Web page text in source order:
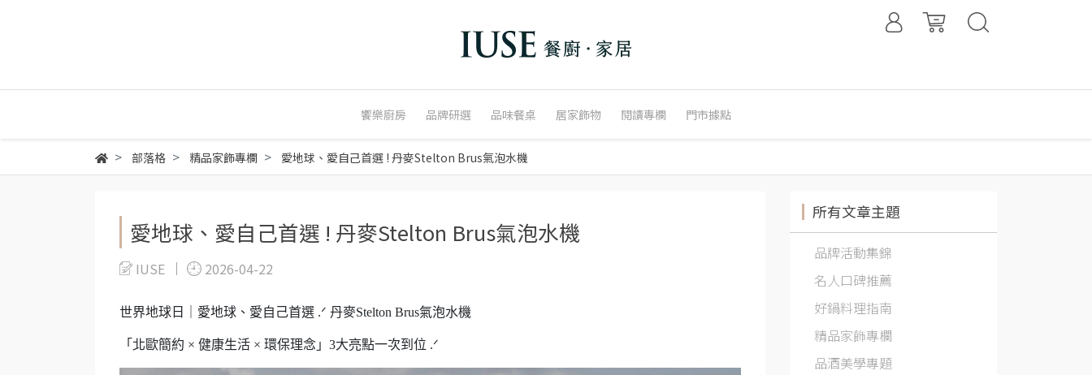
饗樂廚房 品牌研選 品味餐桌 居家飾物 閱讀專欄 門市據點
部落格 精品家飾專欄 愛地球、愛自己首選 ! 丹麥Stelton Brus氣泡水機
愛地球、愛自己首選 ! 丹麥Stelton Brus氣泡水機
IUSE 2026-04-22
世界地球日｜愛地球、愛自己首選 .ᐟ 丹麥Stelton Brus氣泡水機
「北歐簡約 × 健康生活 × 環保理念」3大亮點一次到位 .ᐟ
所有文章主題
品牌活動集錦
名人口碑推薦
好鍋料理指南
精品家飾專欄
品酒美學專題